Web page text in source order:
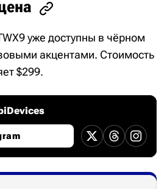
уже доступны в чёрном
акцентами. Стоимость
$299.